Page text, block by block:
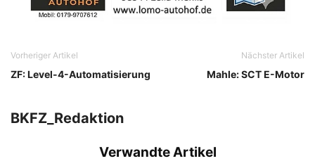
Vorheriger Artikel
ZF: Level-4-Automatisierung
Nächster Artikel
Mahle: SCT E-Motor
BKFZ_Redaktion
Verwandte Artikel